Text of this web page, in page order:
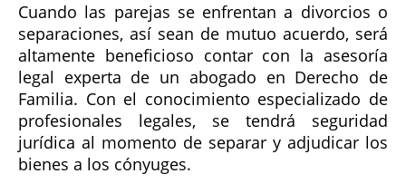
Cuando las parejas se enfrentan a divorcios o
separaciones, así sean de mutuo acuerdo, será
altamente beneficioso contar con la asesoría
legal experta de un abogado en Derecho de
Familia. Con el conocimiento especializado de
profesionales legales, se tendrá seguridad
jurídica al momento de separar y adjudicar los
bienes a los cónyuges.